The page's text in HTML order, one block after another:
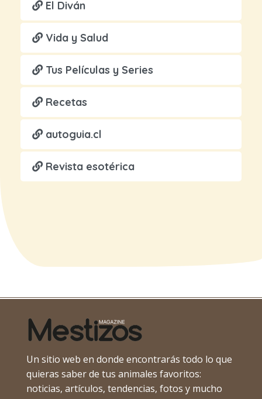
El Diván
Vida y Salud
Tus Películas y Series
Recetas
autoguia.cl
Revista esotérica
Un sitio web en donde encontrarás todo lo que
quieras saber de tus animales favoritos:
noticias, artículos, tendencias, fotos y mucho